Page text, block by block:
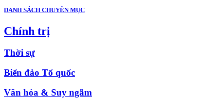
DANH SÁCH CHUYÊN MỤC
Chính trị
Thời sự
Biển đảo Tổ quốc
Văn hóa & Suy ngẫm